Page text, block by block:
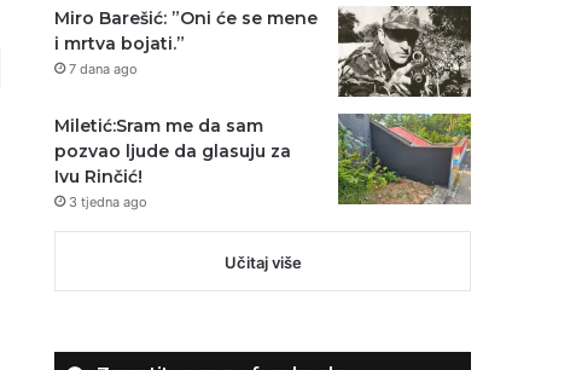
Miro Barešić: ”Oni će se mene
i mrtva bojati.”
7 dana ago
Miletić:Sram me da sam
pozvao ljude da glasuju za
Ivu Rinčić!
3 tjedna ago
Učitaj više